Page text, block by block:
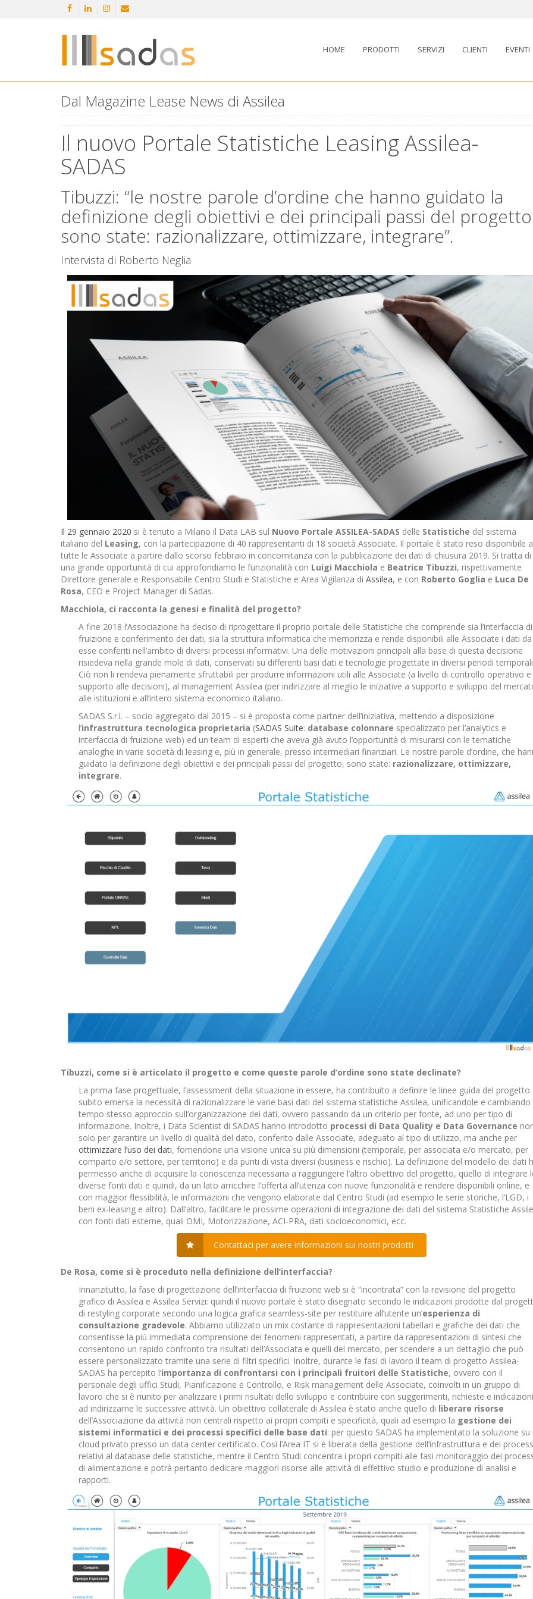
HOME PRODOTTI SERVIZI CLIENTI EVENTI
Dal Magazine Lease News di Assilea
Il nuovo Portale Statistiche Leasing Assilea-
SADAS
Tibuzzi: “le nostre parole d’ordine che hanno guidato la
definizione degli obiettivi e dei principali passi del progetto
sono state: razionalizzare, ottimizzare, integrare”.
Intervista di Roberto Neglia
Il 29 gennaio 2020 si è tenuto a Milano il Data LAB sul Nuovo Portale ASSILEA-SADAS delle Statistiche del sistema
italiano del Leasing, con la partecipazione di 40 rappresentanti di 18 società Associate. Il portale è stato reso disponibile a
tutte le Associate a partire dallo scorso febbraio in concomitanza con la pubblicazione dei dati di chiusura 2019. Si tratta di
una grande opportunità di cui approfondiamo le funzionalità con Luigi Macchiola e Beatrice Tibuzzi, rispettivamente
Direttore generale e Responsabile Centro Studi e Statistiche e Area Vigilanza di Assilea, e con Roberto Goglia e Luca De
Rosa, CEO e Project Manager di Sadas.
Macchiola, ci racconta la genesi e finalità del progetto?
A fine 2018 l’Associazione ha deciso di riprogettare il proprio portale delle Statistiche che comprende sia l’interfaccia di
fruizione e conferimento dei dati, sia la struttura informatica che memorizza e rende disponibili alle Associate i dati da
esse conferiti nell’ambito di diversi processi informativi. Una delle motivazioni principali alla base di questa decisione
risiedeva nella grande mole di dati, conservati su differenti basi dati e tecnologie progettate in diversi periodi
Ciò non li rendeva pienamente sfruttabili per produrre informazioni utili alle Associate (a livello di controllo operativo e
supporto alle decisioni), al management Assilea (per indirizzare al meglio le iniziative a supporto e sviluppo del
alle istituzioni e all’intero sistema economico italiano.
SADAS S.r.l. – socio aggregato dal 2015 – si è proposta come partner dell’iniziativa, mettendo a disposizione
l’infrastruttura tecnologica proprietaria (SADAS Suite: database colonnare specializzato per l’analytics e
interfaccia di fruizione web) ed un team di esperti che aveva già avuto l’opportunità di misurarsi con le tematiche
analoghe in varie società di leasing e, più in generale, presso intermediari finanziari. Le nostre parole d’ordine, che
guidato la definizione degli obiettivi e dei principali passi del progetto, sono state: razionalizzare, ottimizzare,
integrare.
Tibuzzi, come si è articolato il progetto e come queste parole d’ordine sono state declinate?
La prima fase progettuale, l’assessment della situazione in essere, ha contribuito a definire le linee guida del progetto.
subito emersa la necessità di razionalizzare le varie basi dati del sistema statistiche Assilea, unificandole e cambiando
tempo stesso approccio sull’organizzazione dei dati, ovvero passando da un criterio per fonte, ad uno per tipo di
informazione. Inoltre, i Data Scientist di SADAS hanno introdotto processi di Data Quality e Data Governance
solo per garantire un livello di qualità del dato, conferito dalle Associate, adeguato al tipo di utilizzo, ma anche per
ottimizzare l’uso dei dati, fornendone una visione unica su più dimensioni (temporale, per associata e/o mercato, per
comparto e/o settore, per territorio) e da punti di vista diversi (business e rischio). La definizione del modello dei dati
permesso anche di acquisire la conoscenza necessaria a raggiungere l’altro obiettivo del progetto, quello di integrare
diverse fonti dati e quindi, da un lato arricchire l’offerta all’utenza con nuove funzionalità e rendere disponibili online, e
con maggior flessibilità, le informazioni che vengono elaborate dal Centro Studi (ad esempio le serie storiche, l’LGD, i
beni ex-leasing e altro). Dall’altro, facilitare le prossime operazioni di integrazione dei dati del sistema Statistiche
con fonti dati esterne, quali OMI, Motorizzazione, ACI-PRA, dati socioeconomici, ecc.
Contattaci per avere informazioni sui nostri prodotti
De Rosa, come si è proceduto nella definizione dell’interfaccia?
Innanzitutto, la fase di progettazione dell’interfaccia di fruizione web si è “incontrata” con la revisione del progetto
grafico di Assilea e Assilea Servizi: quindi il nuovo portale è stato disegnato secondo le indicazioni prodotte dal
di restyling corporate secondo una logica grafica seamless-site per restituire all’utente un’esperienza di
consultazione gradevole. Abbiamo utilizzato un mix costante di rappresentazioni tabellari e grafiche dei dati che
consentisse la più immediata comprensione dei fenomeni rappresentati, a partire da rappresentazioni di sintesi che
consentono un rapido confronto tra risultati dell’Associata e quelli del mercato, per scendere a un dettaglio che può
essere personalizzato tramite una serie di filtri specifici. Inoltre, durante le fasi di lavoro il team di progetto Assilea-
SADAS ha percepito l’importanza di confrontarsi con i principali fruitori delle Statistiche, ovvero con il
personale degli uffici Studi, Pianificazione e Controllo, e Risk management delle Associate, coinvolti in un gruppo di
lavoro che si è riunito per analizzare i primi risultati dello sviluppo e contribuire con suggerimenti, richieste e indicazioni
ad indirizzarne le successive attività. Un obiettivo collaterale di Assilea è stato anche quello di liberare risorse
dell’Associazione da attività non centrali rispetto ai propri compiti e specificità, quali ad esempio la gestione dei
sistemi informatici e dei processi specifici delle base dati: per questo SADAS ha implementato la soluzione su
cloud privato presso un data center certificato. Così l’Area IT si è liberata della gestione dell’infrastruttura e dei
relativi al database delle statistiche, mentre il Centro Studi concentra i propri compiti alle fasi monitoraggio dei
di alimentazione e potrà pertanto dedicare maggiori risorse alle attività di effettivo studio e produzione di analisi e
rapporti.